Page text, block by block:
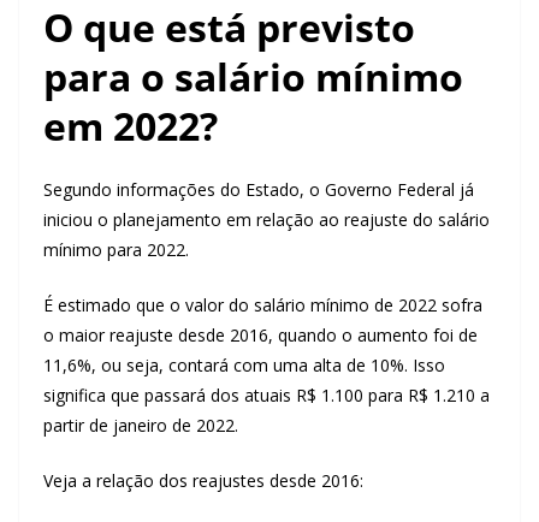
O que está previsto
para o salário mínimo
em 2022?
Segundo informações do Estado, o Governo Federal já
iniciou o planejamento em relação ao reajuste do salário
mínimo para 2022.
É estimado que o valor do salário mínimo de 2022 sofra
o maior reajuste desde 2016, quando o aumento foi de
11,6%, ou seja, contará com uma alta de 10%. Isso
significa que passará dos atuais R$ 1.100 para R$ 1.210 a
partir de janeiro de 2022.
Veja a relação dos reajustes desde 2016: